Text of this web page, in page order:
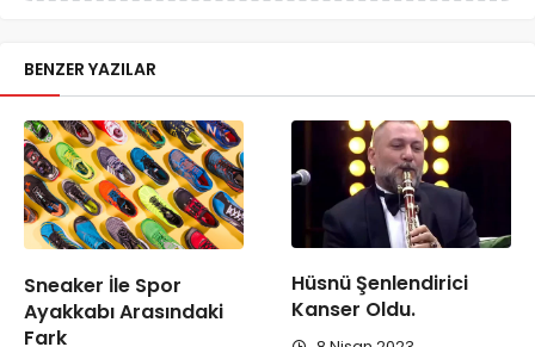
BENZER YAZILAR
Sneaker İle Spor
Ayakkabı Arasındaki
Fark
Hüsnü Şenlendirici
Kanser Oldu.